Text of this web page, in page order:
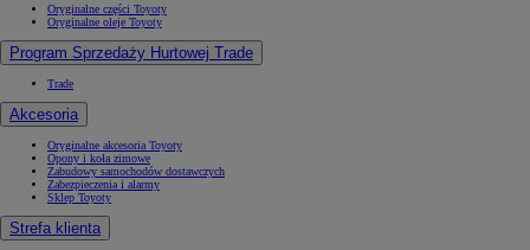
Oryginalne części Toyoty
Oryginalne oleje Toyoty
Program Sprzedaży Hurtowej Trade
Trade
Akcesoria
Oryginalne akcesoria Toyoty
Opony i koła zimowe
Zabudowy samochodów dostawczych
Zabezpieczenia i alarmy
Sklep Toyoty
Strefa klienta